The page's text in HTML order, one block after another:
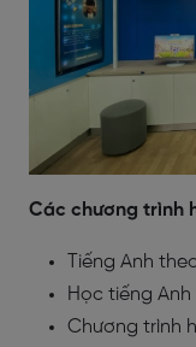
Các chương trình
Tiếng Anh
Học tiếng
Chương trình